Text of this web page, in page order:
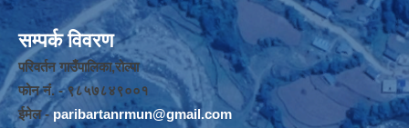
सम्पर्क विवरण
परिवर्तन गाउँपालिका,रोल्पा
फोन नंं. - ९८५७८४९००१
ईमेल -paribartanrmun@gmail.com